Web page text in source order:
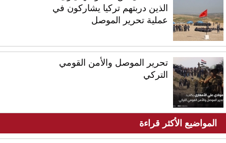
الذين دربتهم تركيا يشاركون في
عملية تحرير الموصل
تحرير الموصل والأمن القومي
التركي
المواضيع الأكثر قراءة